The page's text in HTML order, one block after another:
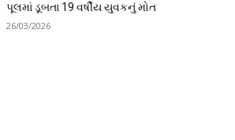
પૂલમાં ડૂબતા 19 વર્ષીય યુવકનું મોત
26/03/2026